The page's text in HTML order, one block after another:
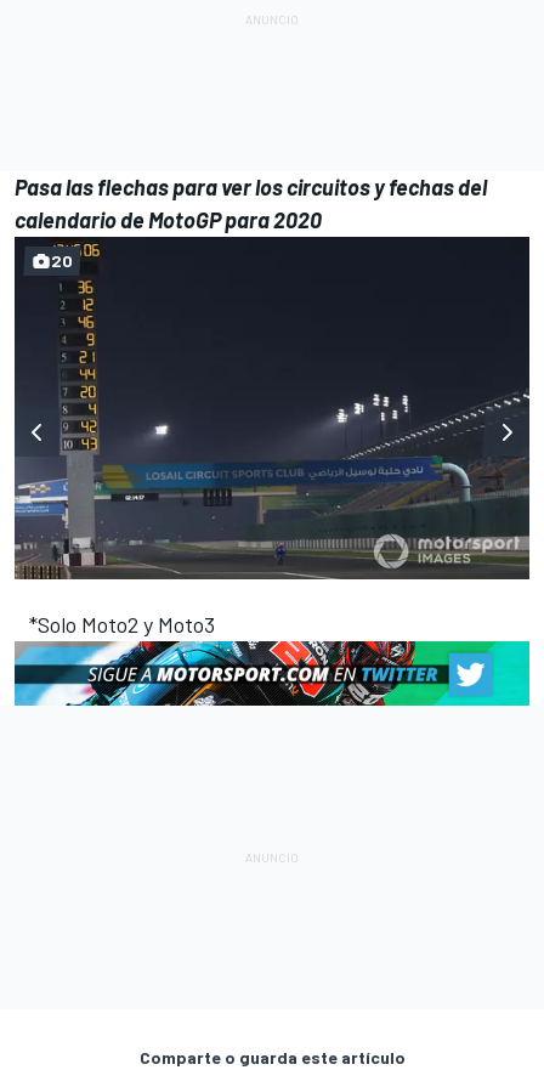
Pasa las flechas para ver los circuitos y fechas del
calendario de MotoGP para 2020
*Solo Moto2 y Moto3
20
Comparte o guarda este artículo